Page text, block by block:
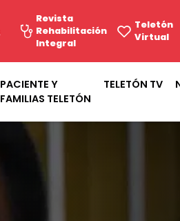
Revista
Rehabilitación
Integral
Teletón
Virtual
PACIENTE Y
FAMILIAS TELETÓN
TELETÓN TV